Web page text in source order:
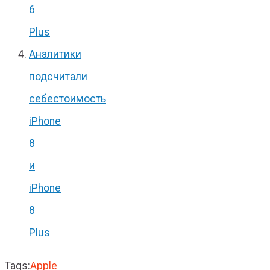
6
Plus
Аналитики
подсчитали
себестоимость
iPhone
8
и
iPhone
8
Plus
Tags:Apple